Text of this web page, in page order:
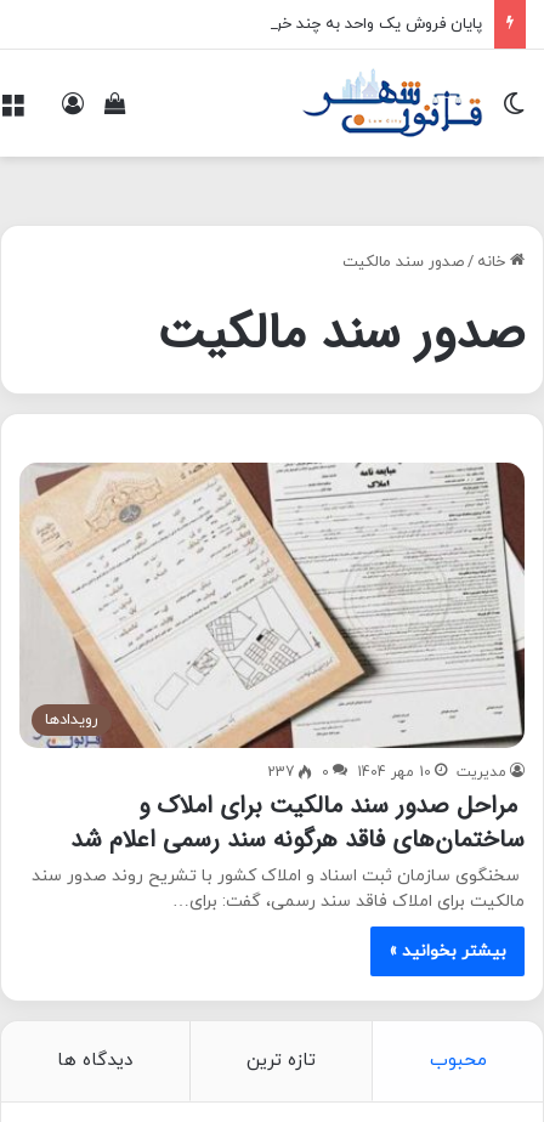
پایان فروش یک واحد به چند خریدار
مشاهده تغییر پوسته
خانه /صدور سند مالکیت
صدور سند مالکیت
رویدادها
مدیریت 10 مهر 1404 0
237
مراحل صدور سند مالکیت برای املاک و
ساختمان‌های فاقد هرگونه سند رسمی اعلام شد
سخنگوی سازمان ثبت اسناد و املاک کشور با تشریح روند صدور سند
مالکیت برای املاک فاقد سند رسمی، گفت: برای…
بیشتر بخوانید »
محبوب تازه ترین دیدگاه ها